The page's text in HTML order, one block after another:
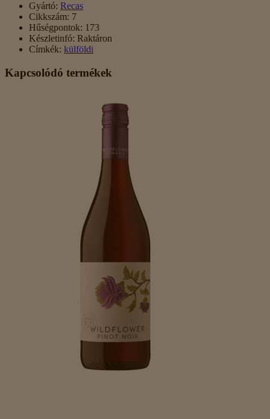
Gyártó: Recas
Cikkszám: 7
Hűségpontok: 173
Készletinfó: Raktáron
Címkék: külföldi
Kapcsolódó termékek